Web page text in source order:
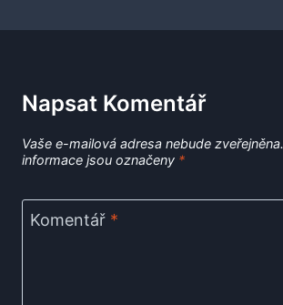
Napsat Komentář
Vaše e-mailová adresa nebude zveřejněna.
informace jsou označeny *
Komentář *